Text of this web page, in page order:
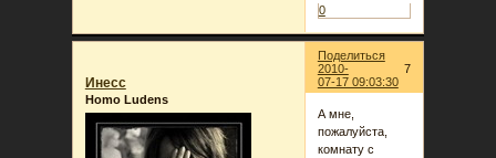
0
Поделиться
7
2010-
07-17 09:03:30
Инеcc
Homo Ludens
А мне,
пожалуйста,
комнату с